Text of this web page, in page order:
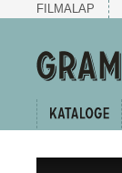
FILMALAP